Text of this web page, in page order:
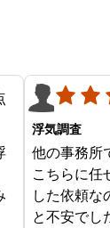
浮気調査
他の事務所
こちらに任
した依頼な
と不安でし